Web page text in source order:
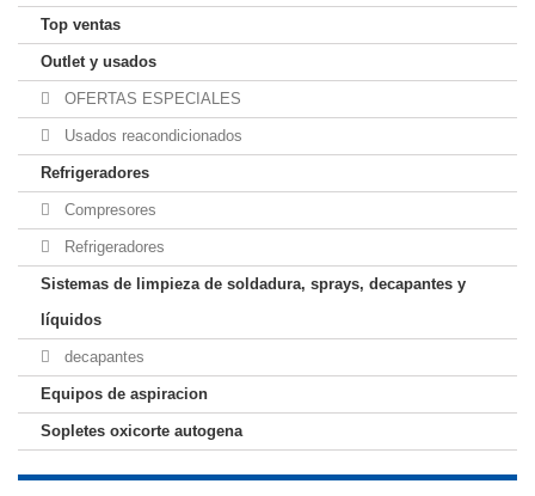
Top ventas
Outlet y usados
OFERTAS ESPECIALES
Usados reacondicionados
Refrigeradores
Compresores
Refrigeradores
Sistemas de limpieza de soldadura, sprays, decapantes y
líquidos
decapantes
Equipos de aspiracion
Sopletes oxicorte autogena